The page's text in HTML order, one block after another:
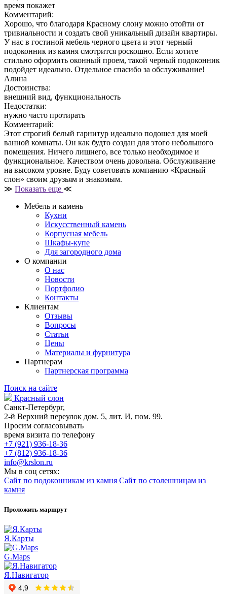
время покажет
Комментарий:
Хорошо, что благодаря Красному слону можно отойти от
тривиальности и создать свой уникальный дизайн квартиры.
У нас в гостиной мебель черного цвета и этот черный
подоконник из камня смотрится роскошно. Если хотите
стильно оформить оконный проем, такой черный подоконник
подойдет идеально. Отдельное спасибо за обслуживание!
Алина
Достоинства:
внешний вид, функциональность
Недостатки:
нужно часто протирать
Комментарий:
Этот строгий белый гарнитур идеально подошел для моей
ванной комнаты. Он как будто создан для этого небольшого
помещения. Ничего лишнего, все только необходимое и
функциональное. Качеством очень довольна. Обслуживание
на высоком уровне. Буду советовать компанию «Красный
слон» своим друзьям и знакомым.
≫ Показать еще ≪
Мебель и камень
Кухни
Искусственный камень
Корпусная мебель
Шкафы-купе
Для загородного дома
О компании
О нас
Новости
Портфолио
Контакты
Клиентам
Отзывы
Вопросы
Статьи
Цены
Материалы и фурнитура
Партнерам
Партнерская программа
Поиск на сайте
Красный слон
Санкт-Петербург,
2-й Верхний переулок дом. 5, лит. И, пом. 99.
Просим согласовывать
время визита по телефону
+7 (921) 936-18-36
+7 (812) 936-18-36
info@krslon.ru
Мы в соц сетях:
Сайт по подоконникам из камня Сайт по столешницам из
камня
Проложить маршрут
Я.Карты
G.Maps
Я.Навигатор